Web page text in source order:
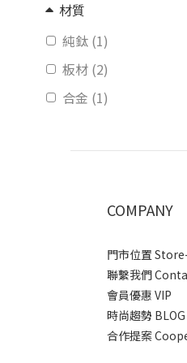
材質
純鈦 (1)
板材 (2)
合金 (1)
COMPANY
門市位置
聯繫我們
會員優惠 VIP
時尚趨勢 BLOG
合作提案